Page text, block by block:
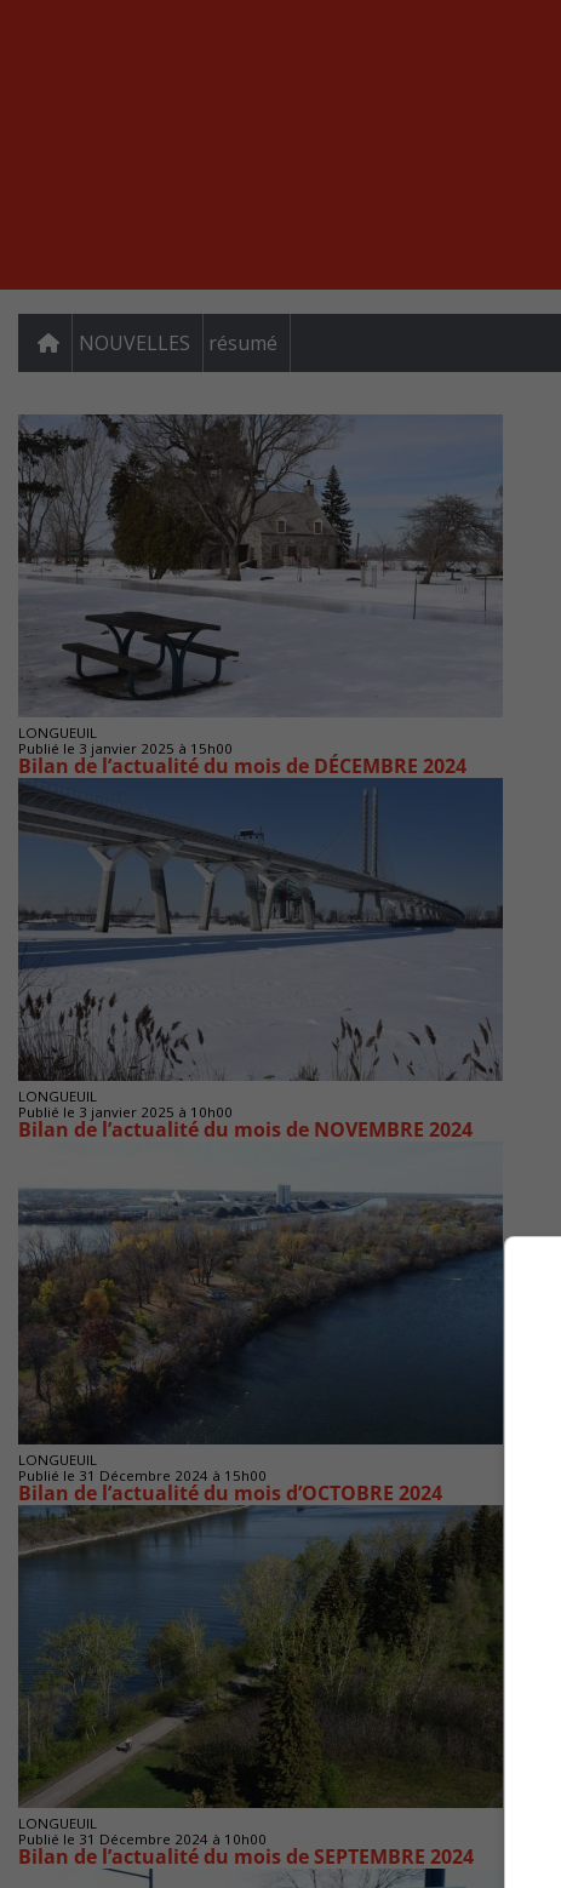
NOUVELLES résumé
LONGUEUIL
Publié le 3 janvier 2025 à 15h00
Bilan de l’actualité du mois de DÉCEMBRE 2024
LONGUEUIL
Publié le 3 janvier 2025 à 10h00
Bilan de l’actualité du mois de NOVEMBRE 2024
LONGUEUIL
Publié le 31 Décembre 2024 à 15h00
Bilan de l’actualité du mois d’OCTOBRE 2024
LONGUEUIL
Publié le 31 Décembre 2024 à 10h00
Bilan de l’actualité du mois de SEPTEMBRE 2024